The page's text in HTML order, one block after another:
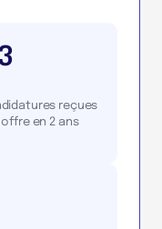
reçues
offre en 2 ans